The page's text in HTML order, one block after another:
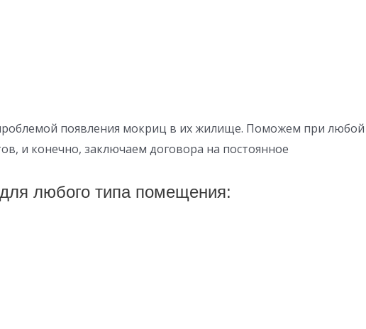
появления мокриц в их жилище. Поможем при любой
и конечно, заключаем договора на постоянное
для любого типа помещения: